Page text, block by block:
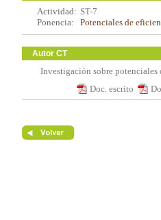
Actividad: ST-7
Ponencia:
Potenciales de
Autor CT
Investigación sobre
Doc. escrito